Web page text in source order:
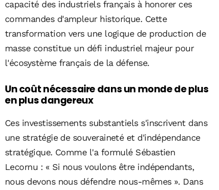
capacité des industriels français à honorer ces
commandes d'ampleur historique. Cette
transformation vers une logique de production de
masse constitue un défi industriel majeur pour
l'écosystème français de la défense.
Un coût nécessaire dans un monde de plus
en plus dangereux
Ces investissements substantiels s'inscrivent dans
une stratégie de souveraineté et d'indépendance
stratégique. Comme l'a formulé Sébastien
Lecornu : « Si nous voulons être indépendants,
nous devons nous défendre nous-mêmes ». Dans